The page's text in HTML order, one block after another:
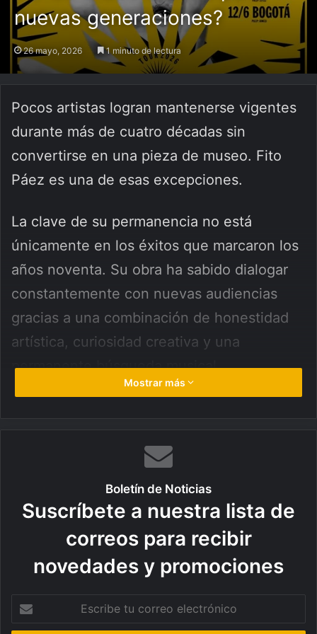
nuevas generaciones?
26 mayo, 2026 1 minuto de lectura
Pocos artistas logran mantenerse vigentes
durante más de cuatro décadas sin
convertirse en una pieza de museo. Fito
Páez es una de esas excepciones.
La clave de su permanencia no está
únicamente en los éxitos que marcaron los
años noventa. Su obra ha sabido dialogar
constantemente con nuevas audiencias
gracias a una combinación de honestidad
artística, curiosidad creativa y una
permanente búsqueda musical.
Mostrar más
Boletín de Noticias
Suscríbete a nuestra lista de
correos para recibir
novedades y promociones
Escribe
tu
correo